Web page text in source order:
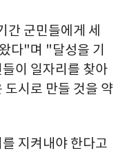
군민들에게 세
다"며 "달성을 기
이 일자리를 찾아
시로 만들 것을 약
지켜내야 한다고